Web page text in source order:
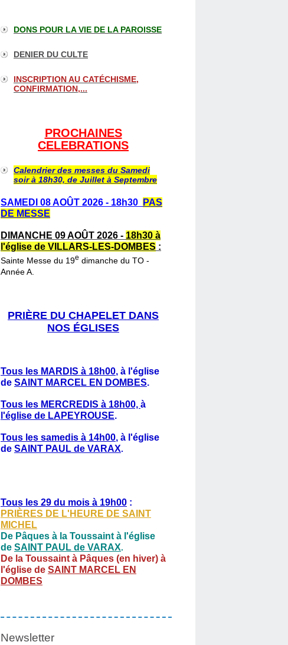
DONS POUR LA VIE DE LA PAROISSE
DENIER DU CULTE
INSCRIPTION AU CATÉCHISME,
CONFIRMATION,...
PROCHAINES
CELEBRATIONS
Calendrier des messes du Samedi
soir à 18h30, de Juillet à Septembre
SAMEDI 08 AOÛT 2026 - 18h30
PAS
DE MESSE
DIMANCHE 09 AOÛT 2026 - 18h30 à
l'église de VILLARS-LES-DOMBES :
Sainte Messe du 19e dimanche du TO -
Année A.
PRIÈRE DU CHAPELET DANS
NOS ÉGLISES
Tous les MARDIS à 18h00, à l'église
de SAINT MARCEL EN DOMBES.
Tous les MERCREDIS à 18h00, à
l'église de LAPEYROUSE.
Tous les samedis à 14h00, à l'église
de SAINT PAUL de VARAX.
Tous les 29 du mois à 19h00 :
PRIÈRES DE L'HEURE DE SAINT
MICHEL
De Pâques à la Toussaint à l'église
de SAINT PAUL de VARAX.
De la Toussaint à Pâques (en hiver) à
l'église de SAINT MARCEL EN
DOMBES
Newsletter